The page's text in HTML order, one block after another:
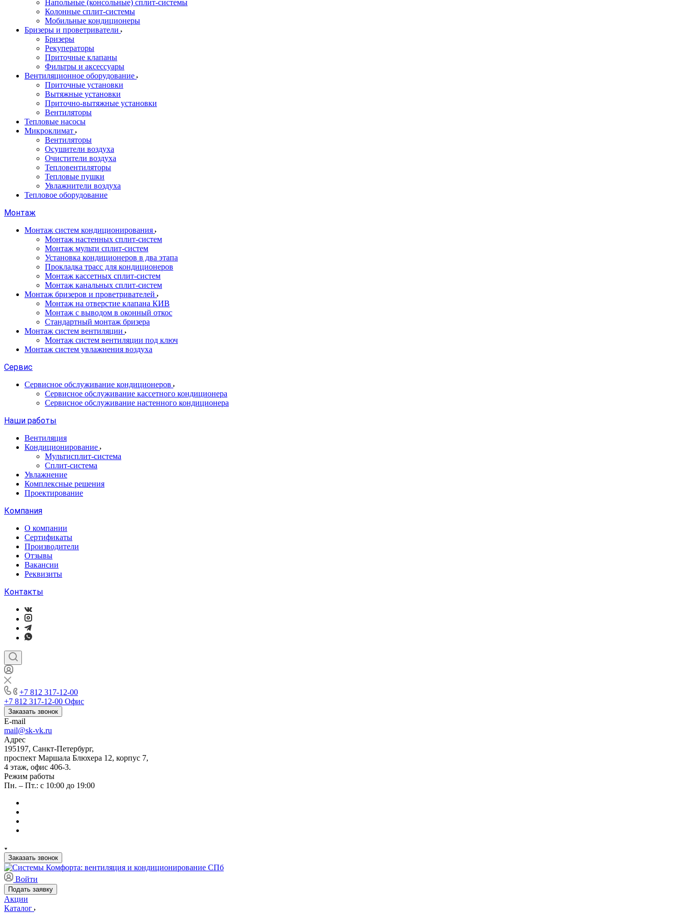
Напольные (консольные) сплит-системы
Колонные сплит-системы
Мобильные кондиционеры
Бризеры и проветриватели
Бризеры
Рекуператоры
Приточные клапаны
Фильтры и аксессуары
Вентиляционное оборудование
Приточные установки
Вытяжные установки
Приточно-вытяжные установки
Вентиляторы
Тепловые насосы
Микроклимат
Вентиляторы
Осушители воздуха
Очистители воздуха
Тепловентиляторы
Тепловые пушки
Увлажнители воздуха
Тепловое оборудование
Монтаж
Монтаж систем кондиционирования
Монтаж настенных сплит-систем
Монтаж мульти сплит-систем
Установка кондиционеров в два этапа
Прокладка трасс для кондиционеров
Монтаж кассетных сплит-систем
Монтаж канальных сплит-систем
Монтаж бризеров и проветривателей
Монтаж на отверстие клапана КИВ
Монтаж с выводом в оконный откос
Стандартный монтаж бризера
Монтаж систем вентиляции
Монтаж систем вентиляции под ключ
Монтаж систем увлажнения воздуха
Сервис
Сервисное обслуживание кондиционеров
Сервисное обслуживание кассетного кондиционера
Сервисное обслуживание настенного кондиционера
Наши работы
Вентиляция
Кондиционирование
Мультисплит-система
Сплит-система
Увлажнение
Комплексные решения
Проектирование
Компания
О компании
Сертификаты
Производители
Отзывы
Вакансии
Реквизиты
Контакты
+7 812 317-12-00
+7 812 317-12-00 Офис
Заказать звонок
E-mail
mail@sk-vk.ru
Адрес
195197, Санкт-Петербург,
проспект Маршала Блюхера 12, корпус 7,
4 этаж, офис 406-3.
Режим работы
Пн. – Пт.: с 10:00 до 19:00
Заказать звонок
Войти
Подать заявку
Акции
Каталог